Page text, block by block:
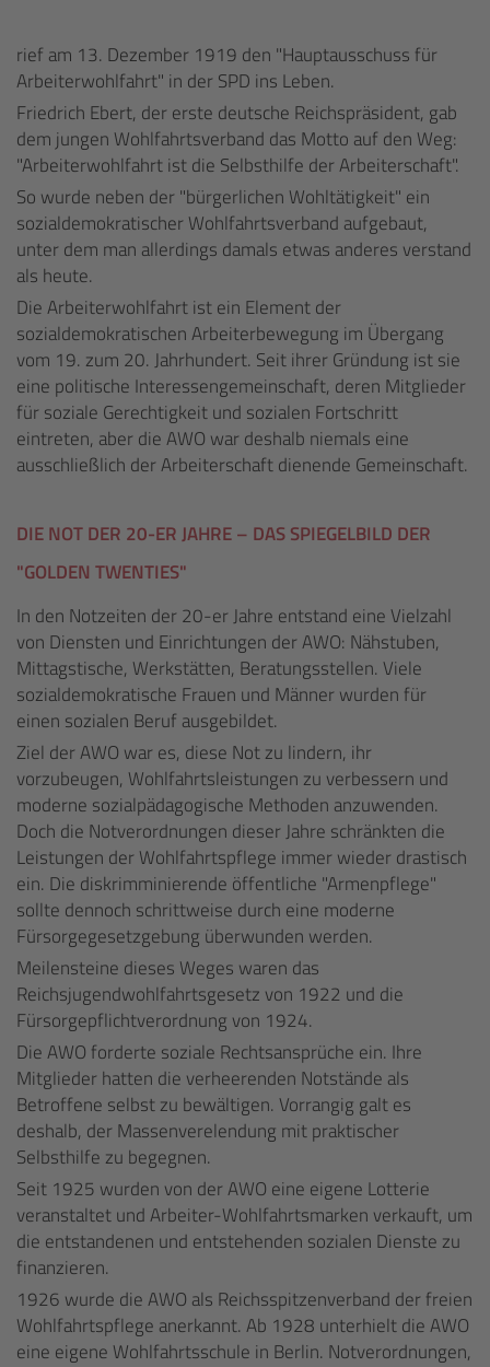
rief am 13. Dezember 1919 den "Hauptausschuss für
Arbeiterwohlfahrt" in der SPD ins Leben.
Friedrich Ebert, der erste deutsche Reichspräsident, gab
dem jungen Wohlfahrtsverband das Motto auf den Weg:
"Arbeiterwohlfahrt ist die Selbsthilfe der Arbeiterschaft".
So wurde neben der "bürgerlichen Wohltätigkeit" ein
sozialdemokratischer Wohlfahrtsverband aufgebaut,
unter dem man allerdings damals etwas anderes verstand
als heute.
Die Arbeiterwohlfahrt ist ein Element der
sozialdemokratischen Arbeiterbewegung im Übergang
vom 19. zum 20. Jahrhundert. Seit ihrer Gründung ist sie
eine politische Interessengemeinschaft, deren Mitglieder
für soziale Gerechtigkeit und sozialen Fortschritt
eintreten, aber die AWO war deshalb niemals eine
ausschließlich der Arbeiterschaft dienende Gemeinschaft.
DIE NOT DER 20-ER JAHRE – DAS SPIEGELBILD DER
"GOLDEN TWENTIES"
In den Notzeiten der 20-er Jahre entstand eine Vielzahl
von Diensten und Einrichtungen der AWO: Nähstuben,
Mittagstische, Werkstätten, Beratungsstellen. Viele
sozialdemokratische Frauen und Männer wurden für
einen sozialen Beruf ausgebildet.
Ziel der AWO war es, diese Not zu lindern, ihr
vorzubeugen, Wohlfahrtsleistungen zu verbessern und
moderne sozialpädagogische Methoden anzuwenden.
Doch die Notverordnungen dieser Jahre schränkten die
Leistungen der Wohlfahrtspflege immer wieder drastisch
ein. Die diskrimminierende öffentliche "Armenpflege"
sollte dennoch schrittweise durch eine moderne
Fürsorgegesetzgebung überwunden werden.
Meilensteine dieses Weges waren das
Reichsjugendwohlfahrtsgesetz von 1922 und die
Fürsorgepflichtverordnung von 1924.
Die AWO forderte soziale Rechtsansprüche ein. Ihre
Mitglieder hatten die verheerenden Notstände als
Betroffene selbst zu bewältigen. Vorrangig galt es
deshalb, der Massenverelendung mit praktischer
Selbsthilfe zu begegnen.
Seit 1925 wurden von der AWO eine eigene Lotterie
veranstaltet und Arbeiter-Wohlfahrtsmarken verkauft, um
die entstandenen und entstehenden sozialen Dienste zu
finanzieren.
1926 wurde die AWO als Reichsspitzenverband der freien
Wohlfahrtspflege anerkannt. Ab 1928 unterhielt die AWO
eine eigene Wohlfahrtsschule in Berlin. Notverordnungen,